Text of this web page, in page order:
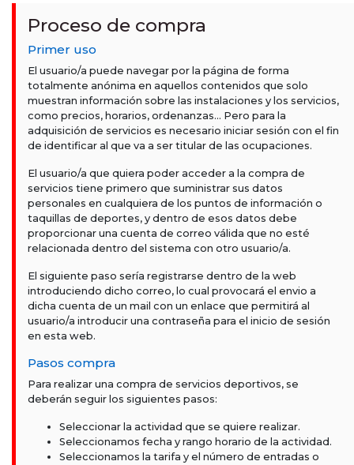
Proceso de compra
Primer uso
El usuario/a puede navegar por la página de forma
totalmente anónima en aquellos contenidos que solo
muestran información sobre las instalaciones y los servicios,
como precios, horarios, ordenanzas... Pero para la
adquisición de servicios es necesario iniciar sesión con el fin
de identificar al que va a ser titular de las ocupaciones.
El usuario/a que quiera poder acceder a la compra de
servicios tiene primero que suministrar sus datos
personales en cualquiera de los puntos de información o
taquillas de deportes, y dentro de esos datos debe
proporcionar una cuenta de correo válida que no esté
relacionada dentro del sistema con otro usuario/a.
El siguiente paso sería registrarse dentro de la web
introduciendo dicho correo, lo cual provocará el envio a
dicha cuenta de un mail con un enlace que permitirá al
usuario/a introducir una contraseña para el inicio de sesión
en esta web.
Pasos compra
Para realizar una compra de servicios deportivos, se
deberán seguir los siguientes pasos:
Seleccionar la actividad que se quiere realizar.
Seleccionamos fecha y rango horario de la actividad.
Seleccionamos la tarifa y el número de entradas o